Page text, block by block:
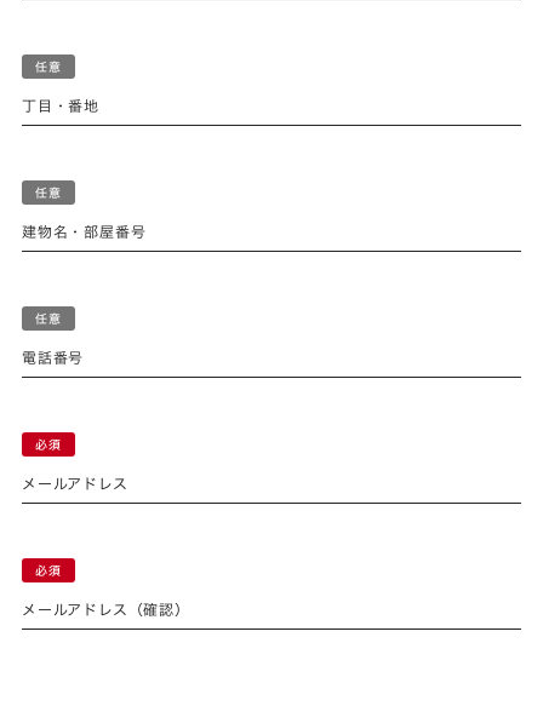
丁目・番地
建物名・部屋番号
電話番号
メールアドレス
メールアドレス（確認）